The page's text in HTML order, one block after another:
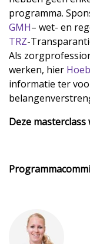
programma.
GMH– wet- en
TRZ-
Als
werken, hier
informatie ter
Deze